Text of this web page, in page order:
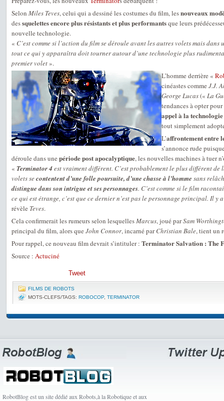
Selon Miles Teves, celui qui a dessiné les costumes du film, lesnouveaux
dessquelettes encore plus résistants et plus performantsque leurs
nouvelle technologie.
« C’est comme si l’action du film se déroule avant les autres volets mais dans
tout ce qui y apparaîtra doit tourner autour d’une technologie plus
premier volet».
L’homme derrière «
cinéastes comme J.J.
George Lucas(« La
tendances à opter
appel à la
tout simplement
L’affrontement entre
s’annonce rude
déroule dans une période post apocalyptique, les nouvelles machines à tuer
« Terminator 4est vraiment différent. C’est probablement le plus différent de
volets secontentent d’une folle poursuite, d’une chasse à l’homme sans
distingue dans son intrigue et ses personnages. C’est comme si le film
ce qui est étrange, c’est que ce dernier n’est pas le personnage principal. Il y
révèle Teves.
Cela confirmerait les rumeurs selon lesquellesMarcus, joué parSam
principal du film, alors que John Connor, incarné parChristian Bale, tient un
Pour rappel, ce nouveau film devrait s’intituler : Terminator Salvation : The
Source : Actuciné
Tweet
FILMS DE ROBOTS
MOTS-CLEFS/TAGS: ROBOCOP, TERMINATOR
RobotBlog est un site dédié aux Robots,à la Robotique et aux